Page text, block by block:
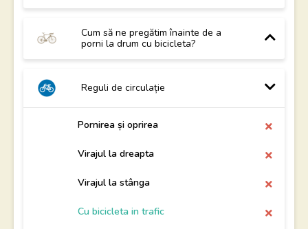
Cum să ne pregătim înainte de a
porni la drum cu bicicleta?
Reguli de circulație
Pornirea și oprirea
Virajul la dreapta
Virajul la stânga
Cu bicicleta in trafic